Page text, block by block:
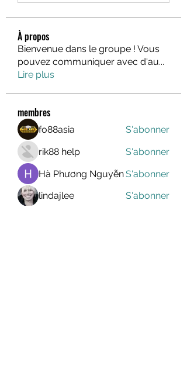
À propos
Bienvenue dans le groupe ! Vous
pouvez communiquer avec d'au...
Lire plus
membres
fo88asia
S'abonner
rik88 help
S'abonner
Hà Phương NguyễnS'abonner
lindajlee
S'abonner